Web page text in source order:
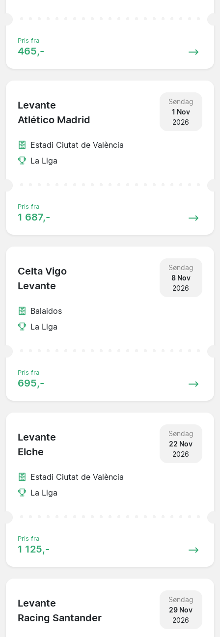
Pris fra
465,-
Levante
Atlético Madrid
Søndag
1 Nov
2026
Estadi Ciutat de València
La Liga
Pris fra
1 687,-
Celta Vigo
Levante
Søndag
8 Nov
2026
Balaidos
La Liga
Pris fra
695,-
Levante
Elche
Søndag
22 Nov
2026
Estadi Ciutat de València
La Liga
Pris fra
1 125,-
Levante
Racing Santander
Søndag
29 Nov
2026